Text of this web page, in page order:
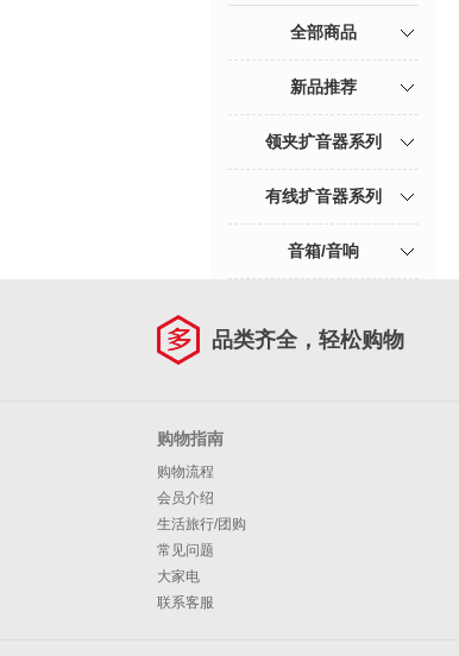
全部商品
新品推荐
领夹扩音器系列
有线扩音器系列
音箱/音响
品类齐全，轻松购物
购物指南
购物流程
会员介绍
生活旅行/团购
常见问题
大家电
联系客服